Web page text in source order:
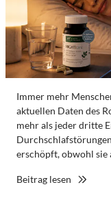
Immer mehr
aktuellen Daten des
mehr als jeder dritte
erschöpft, obwohl sie
Beitrag lesen